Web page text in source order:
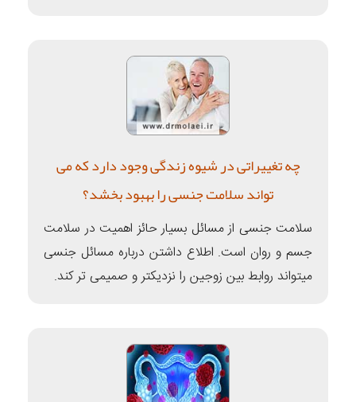
چه تغییراتی در شیوه زندگی وجود دارد که می
تواند سلامت جنسی را بهبود بخشد؟
سلامت جنسی از مسائل بسیار حائز اهمیت در سلامت
جسم و روان است. اطلاع داشتن درباره مسائل جنسی
میتواند روابط بین زوجین را نزدیکتر و صمیمی تر کند.